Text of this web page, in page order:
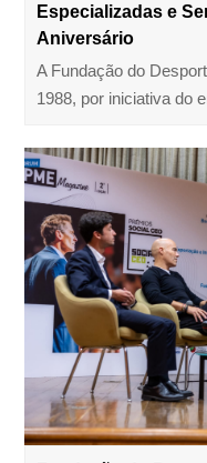
Especializadas e
Aniversário
A Fundação do
1988, por iniciativa do